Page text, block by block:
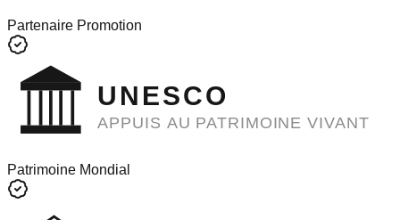
Partenaire Promotion
UNESCO
APPUIS AU PATRIMOINE VIVANT
Patrimoine Mondial